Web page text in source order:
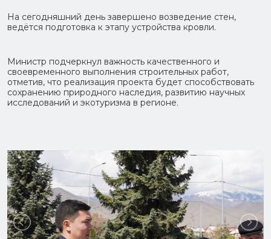
На сегодняшний день завершено возведение стен,
ведётся подготовка к этапу устройства кровли.
Министр подчеркнул важность качественного и
своевременного выполнения строительных работ,
отметив, что реализация проекта будет способствовать
сохранению природного наследия, развитию научных
исследований и экотуризма в регионе.